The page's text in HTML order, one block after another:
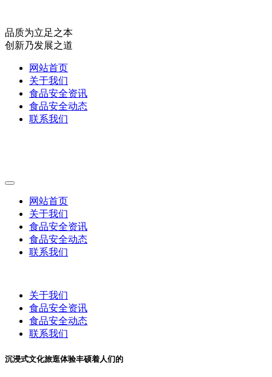
品质为立足之本
创新乃发展之道
网站首页
关于我们
食品安全资讯
食品安全动态
联系我们
网站首页
关于我们
食品安全资讯
食品安全动态
联系我们
关于我们
食品安全资讯
食品安全动态
联系我们
沉浸式文化旅逛体验丰硕着人们的